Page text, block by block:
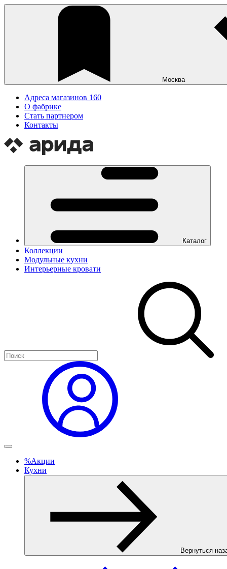
Москва
Адреса магазинов 160
О фабрике
Стать партнером
Контакты
Каталог
Коллекции
Модульные кухни
Интерьерные кровати
%Акции
Кухни
Вернуться